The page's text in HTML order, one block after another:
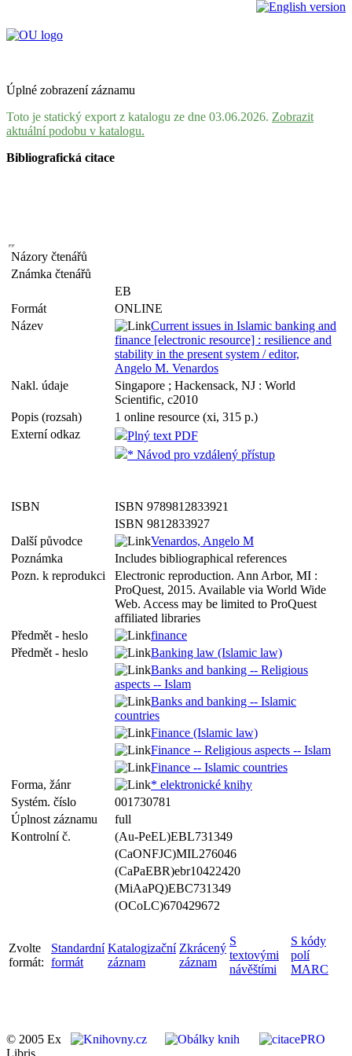
Úplné zobrazení záznamu
Toto je statický export z katalogu ze dne 03.06.2026. Zobrazit
aktuální podobu v katalogu.
Bibliografická citace
Názory čtenářů
Známka čtenářů
EB
Formát
ONLINE
Název
Current issues in Islamic banking and
finance [electronic resource] : resilience and
stability in the present system / editor,
Angelo M. Venardos
Nakl. údaje
Singapore ; Hackensack, NJ : World
Scientific, c2010
Popis (rozsah)
1 online resource (xi, 315 p.)
Externí odkaz
Plný text PDF
* Návod pro vzdálený přístup
ISBN
ISBN 9789812833921
ISBN 9812833927
Další původce
Venardos, Angelo M
Poznámka
Includes bibliographical references
Pozn. k reprodukci
Electronic reproduction. Ann Arbor, MI :
ProQuest, 2015. Available via World Wide
Web. Access may be limited to ProQuest
affiliated libraries
Předmět - heslo
finance
Předmět - heslo
Banking law (Islamic law)
Banks and banking -- Religious
aspects -- Islam
Banks and banking -- Islamic
countries
Finance (Islamic law)
Finance -- Religious aspects -- Islam
Finance -- Islamic countries
Forma, žánr
* elektronické knihy
Systém. číslo
001730781
Úplnost záznamu
full
Kontrolní č.
(Au-PeEL)EBL731349
(CaONFJC)MIL276046
(CaPaEBR)ebr10422420
(MiAaPQ)EBC731349
(OCoLC)670429672
Zvolte
formát:
Standardní
formát
Katalogizační
záznam
Zkrácený
záznam
S
textovými
návěštími
S kódy
polí
MARC
© 2005 Ex
Libris